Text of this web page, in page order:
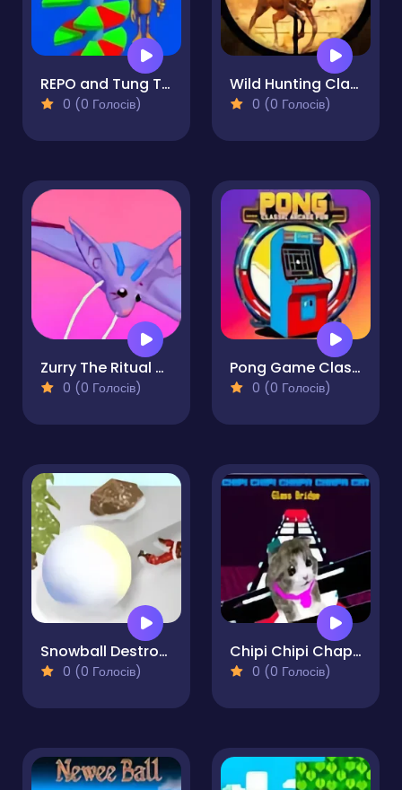
REPO and Tung Tung Sahur: Helix Hop
0 (0 Голосів)
Wild Hunting Clash
0 (0 Голосів)
Zurry The Ritual Bat
0 (0 Голосів)
Pong Game Classic Arcade Fun!
0 (0 Голосів)
Snowball Destroyer
0 (0 Голосів)
Chipi Chipi Chapa Chapa Cat Glass Bridge
0 (0 Голосів)